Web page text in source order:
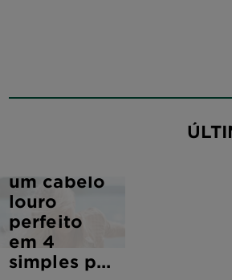
um cabelo
louro
perfeito
em 4
simples p...